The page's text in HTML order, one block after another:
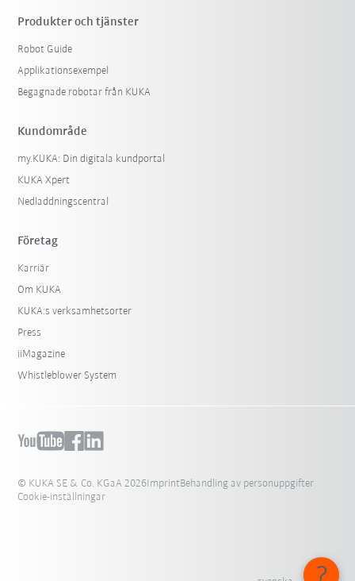
Produkter och tjänster
Robot Guide
Applikationsexempel
Begagnade robotar från KUKA
Kundområde
my.KUKA: Din digitala kundportal
KUKA Xpert
Nedladdningscentral
Företag
Karriär
Om KUKA
KUKA:s verksamhetsorter
Press
iiMagazine
Whistleblower System
© KUKA SE & Co. KGaA 2026ImprintBehandling av personuppgifter
Cookie-inställningar